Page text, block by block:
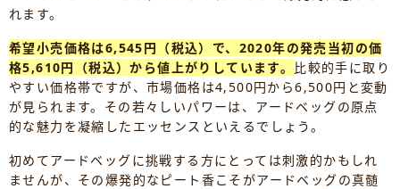
れます。
希望小売価格は6,545円（税込）で、2020年の発売当初の価
格5,610円（税込）から値上がりしています。 比較的手に取り
やすい価格帯ですが、市場価格は4,500円から6,500円と変動
が見られます。その若々しいパワーは、アードベッグの原点
的な魅力を凝縮したエッセンスといえるでしょう。
初めてアードベッグに挑戦する方にとっては刺激的かもしれ
ませんが、その爆発的なピート香こそがアードベッグの真髄